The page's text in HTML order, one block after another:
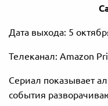
Дата выхода: 5
Телеканал: Amazon
Сериал показывает
события